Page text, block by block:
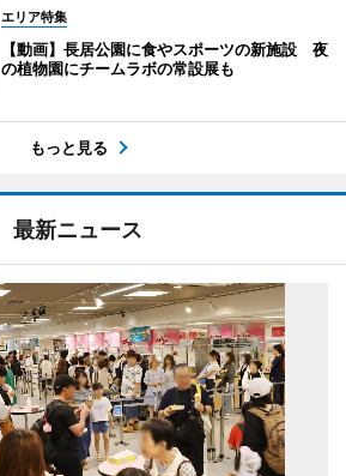
エリア特集
【動画】長居公園に食やスポーツの新施設 夜
の植物園にチームラボの常設展も
もっと見る
最新ニュース